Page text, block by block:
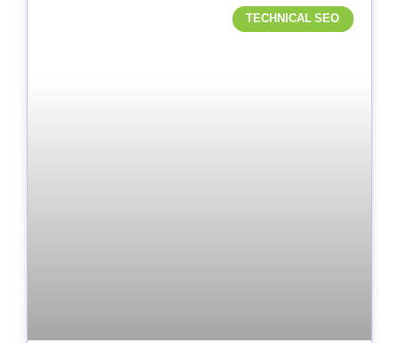
TECHNICAL SEO